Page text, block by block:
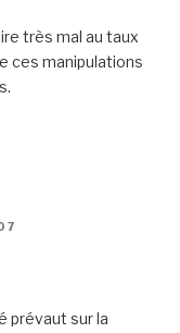
très mal au taux
ces manipulations
prévaut sur la